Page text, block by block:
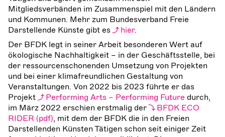
Mitgliedsverbänden im Zusammenspiel mit den Ländern
und Kommunen. Mehr zum Bundesverband Freie
Darstellende Künste gibt es
hier.
Der BFDK legt in seiner Arbeit besonderen Wert auf
ökologische Nachhaltigkeit – in der Geschäftsstelle, bei
der ressourcenschonenden Umsetzung von Projekten
und bei einer klimafreundlichen Gestaltung von
Veranstaltungen. Von 2022 bis 2023 führte er das
Projekt
Performing Arts – Performing Future durch,
im März 2022 erschien erstmalig der
BFDK ECO
RIDER
, mit dem der BFDK die in den Freien
Darstellenden Künsten Tätigen schon seit einiger Zeit